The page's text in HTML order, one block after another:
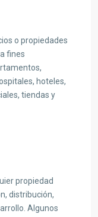
o propiedades
fines
hoteles,
tiendas y
propiedad
distribución,
Algunos